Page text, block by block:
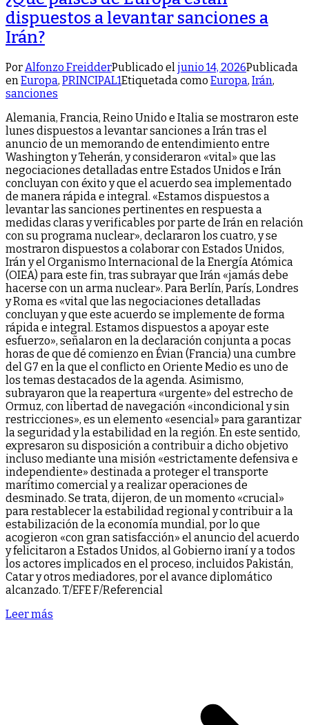
dispuestos a levantar sanciones a
Irán?
Por Alfonzo FreidderPublicado el junio 14, 2026Publicada
en Europa, PRINCIPAL1Etiquetada como Europa, Irán,
sanciones
Alemania, Francia, Reino Unido e Italia se mostraron este
lunes dispuestos a levantar sanciones a Irán tras el
anuncio de un memorando de entendimiento entre
Washington y Teherán, y consideraron «vital» que las
negociaciones detalladas entre Estados Unidos e Irán
concluyan con éxito y que el acuerdo sea implementado
de manera rápida e integral. «Estamos dispuestos a
levantar las sanciones pertinentes en respuesta a
medidas claras y verificables por parte de Irán en relación
con su programa nuclear», declararon los cuatro, y se
mostraron dispuestos a colaborar con Estados Unidos,
Irán y el Organismo Internacional de la Energía Atómica
(OIEA) para este fin, tras subrayar que Irán «jamás debe
hacerse con un arma nuclear». Para Berlín, París, Londres
y Roma es «vital que las negociaciones detalladas
concluyan y que este acuerdo se implemente de forma
rápida e integral. Estamos dispuestos a apoyar este
esfuerzo», señalaron en la declaración conjunta a pocas
horas de que dé comienzo en Évian (Francia) una cumbre
del G7 en la que el conflicto en Oriente Medio es uno de
los temas destacados de la agenda. Asimismo,
subrayaron que la reapertura «urgente» del estrecho de
Ormuz, con libertad de navegación «incondicional y sin
restricciones», es un elemento «esencial» para garantizar
la seguridad y la estabilidad en la región. En este sentido,
expresaron su disposición a contribuir a dicho objetivo
incluso mediante una misión «estrictamente defensiva e
independiente» destinada a proteger el transporte
marítimo comercial y a realizar operaciones de
desminado. Se trata, dijeron, de un momento «crucial»
para restablecer la estabilidad regional y contribuir a la
estabilización de la economía mundial, por lo que
acogieron «con gran satisfacción» el anuncio del acuerdo
y felicitaron a Estados Unidos, al Gobierno iraní y a todos
los actores implicados en el proceso, incluidos Pakistán,
Catar y otros mediadores, por el avance diplomático
alcanzado. T/EFE F/Referencial
Leer más